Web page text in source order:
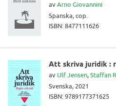
avArno Giovannini
Spanska, cop.
ISBN: 8477111626
Att skriva juridik :
av Ulf Jensen,Staffan
Svenska, 2021
ISBN: 9789177371625